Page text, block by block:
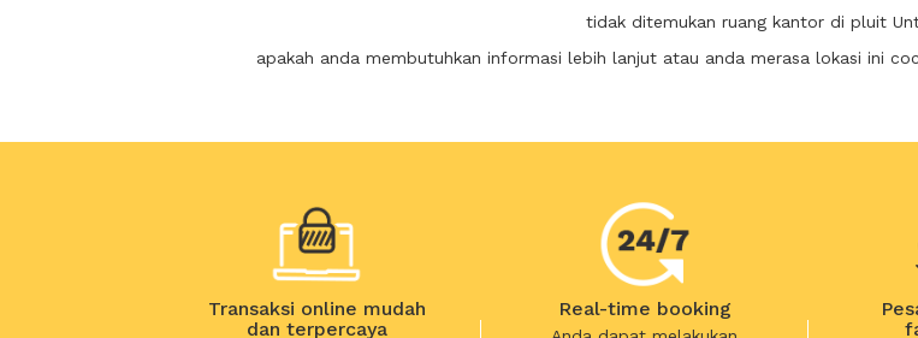
tidak ditemukan ruang kantor di pluit
apakah anda membutuhkan informasi lebih lanjut atau anda merasa lokasi ini
Transaksi online mudah
dan terpercaya
Real-time booking